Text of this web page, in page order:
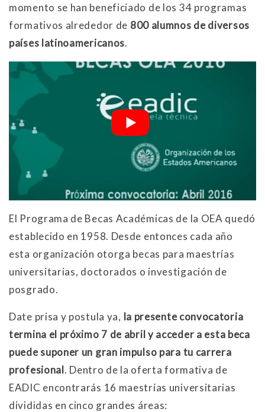
momento se han beneficiado de los 34 programas
formativos alrededor de 800 alumnos de diversos
países latinoamericanos.
El Programa de Becas Académicas de la OEA quedó
establecido en 1958. Desde entonces cada año
esta organización otorga becas para maestrías
universitarias, doctorados o investigación de
posgrado.
Date prisa y postula ya, la presente convocatoria
termina el próximo 7 de abril y acceder a esta beca
puede suponer un gran impulso para tu carrera
profesional. Dentro de la oferta formativa de
EADIC encontrarás 16 maestrías universitarias
divididas en cinco grandes áreas: